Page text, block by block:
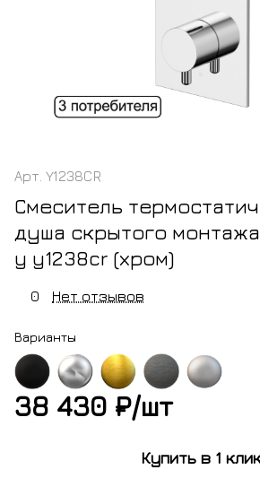
Арт. Y1238CR
Смеситель
душа скрытого
y y1238cr (хром)
0 Нет отзывов
Варианты
хром золотооружейная
никель
38 430 ₽/шт
Купить в 1